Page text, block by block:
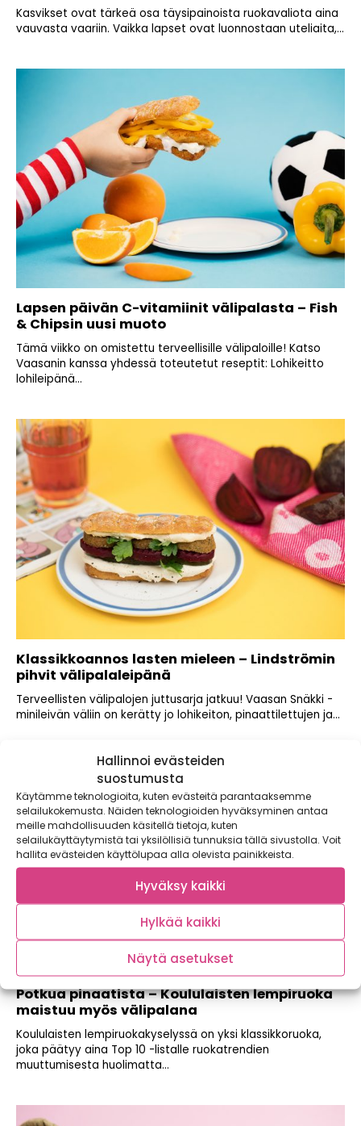
Hallinnoi evästeiden
suostumusta
Käytämme teknologioita, kuten evästeitä parantaaksemme
selailukokemusta. Näiden teknologioiden hyväksyminen antaa
meille mahdollisuuden käsitellä tietoja, kuten
selailukäyttäytymistä tai yksilöllisiä tunnuksia tällä sivustolla. Voit
hallita evästeiden käyttölupaa alla olevista painikkeista.
Hyväksy kaikki
Hylkää kaikki
Näytä asetukset
Kasvikset ovat tärkeä osa täysipainoista ruokavaliota aina
vauvasta vaariin. Vaikka lapset ovat luonnostaan uteliaita,...
Lapsen päivän C-vitamiinit välipalasta – Fish
& Chipsin uusi muoto
Tämä viikko on omistettu terveellisille välipaloille! Katso
Vaasanin kanssa yhdessä toteutetut reseptit: Lohikeitto
lohileipänä...
Klassikkoannos lasten mieleen – Lindströmin
pihvit välipalaleipänä
Terveellisten välipalojen juttusarja jatkuu! Vaasan Snäkki -
minileivän väliin on kerätty jo lohikeiton, pinaattilettujen ja...
Potkua pinaatista – Koululaisten lempiruoka
maistuu myös välipalana
Koululaisten lempiruokakyselyssä on yksi klassikkoruoka,
joka päätyy aina Top 10 -listalle ruokatrendien
muuttumisesta huolimatta...